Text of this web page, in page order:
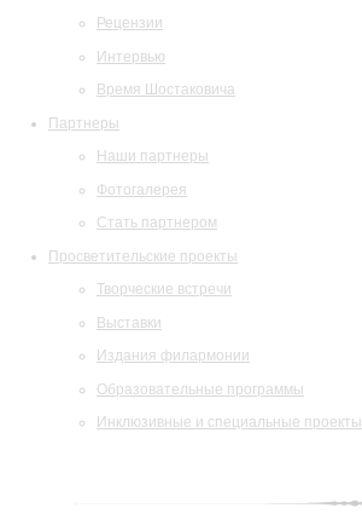
Рецензии
Интервью
Время Шостаковича
Партнеры
Наши партнеры
Фотогалерея
Стать партнером
Просветительские проекты
Творческие встречи
Выставки
Издания филармонии
Образовательные программы
Инклюзивные и специальные проекты